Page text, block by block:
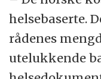
helsebaserte.
rådenes
utelukkende